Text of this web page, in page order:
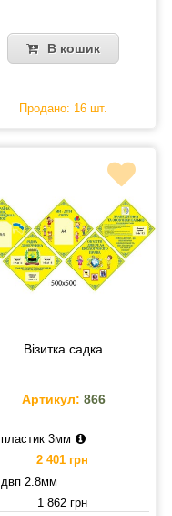
В кошик
Продано: 16 шт.
Візитка садка
Артикул: 866
пластик 3мм
2 401 грн
двп 2.8мм
1 862 грн